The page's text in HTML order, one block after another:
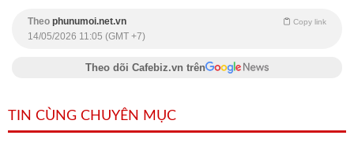
Theo phunumoi.net.vn Copy link
14/05/2026 11:05 (GMT +7)
Theo dõi Cafebiz.vn trên
TIN CÙNG CHUYÊN MỤC